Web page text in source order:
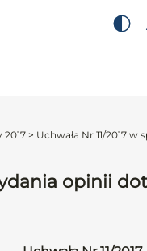
2017 > Uchwała Nr 11/2017
opinii